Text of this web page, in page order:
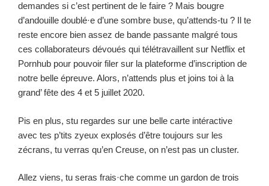
demandes si c’est pertinent de le faire ? Mais bougre
d’andouille doublé·e d’une sombre buse, qu’attends-tu ? Il te
reste encore bien assez de bande passante malgré tous
ces collaborateurs dévoués qui télétravaillent sur Netflix et
Pornhub pour pouvoir filer sur la plateforme d’inscription de
notre belle épreuve. Alors, n’attends plus et joins toi à la
grand’ fête des 4 et 5 juillet 2020.
Pis en plus, stu regardes sur une belle carte intéractive
avec tes p’tits zyeux explosés d’être toujours sur les
zécrans, tu verras qu’en Creuse, on n’est pas un cluster.
Allez viens, tu seras frais·che comme un gardon de trois